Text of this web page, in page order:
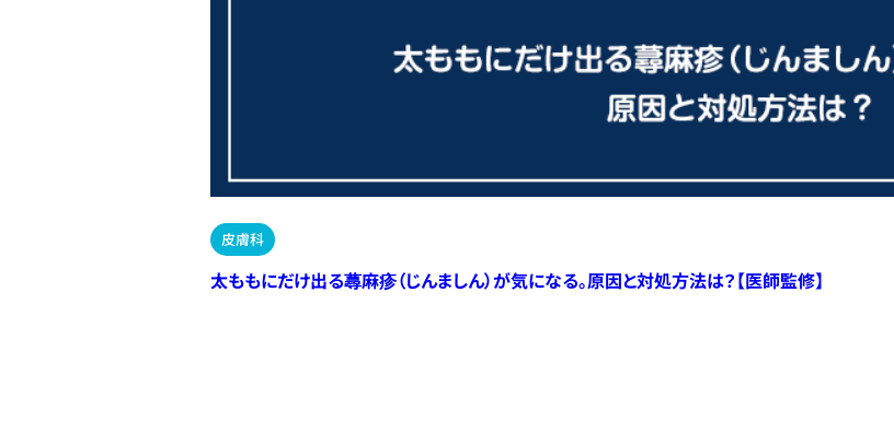
皮膚科
太ももにだけ出る蕁麻疹（じんましん）が気になる。原因と対処方法は？【医師監修】